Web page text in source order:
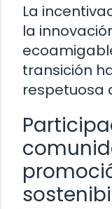
La
la
transición
respetuosa